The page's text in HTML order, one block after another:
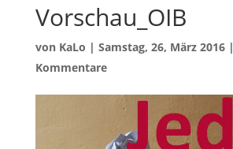
Vorschau_OIB
von KaLo | Samstag, 26, März 2016|
Kommentare